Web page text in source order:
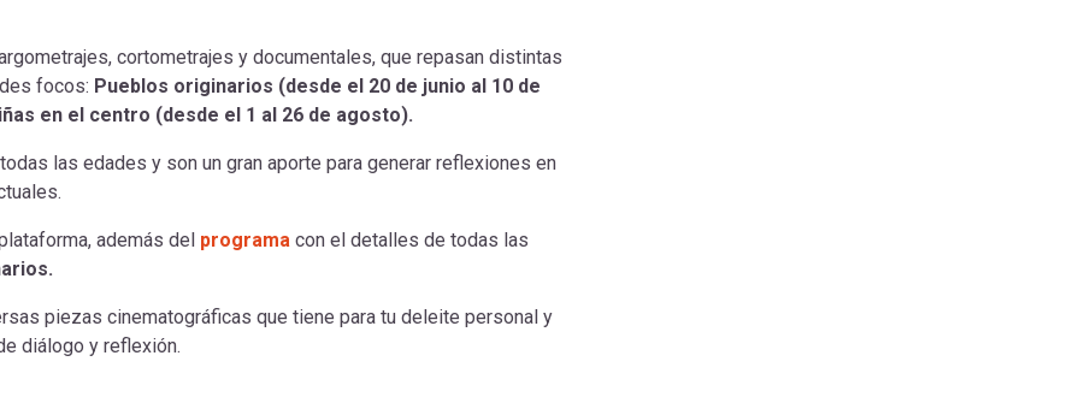
cortometrajes y documentales, que repasan distintas
focos: Pueblos originarios (desde el 20 de junio al 10 de
en el centro (desde el 1 al 26 de agosto).
las edades y son un gran aporte para generar reflexiones en
además del programa con el detalles de todas las
piezas cinematográficas que tiene para tu deleite personal y
diálogo y reflexión.